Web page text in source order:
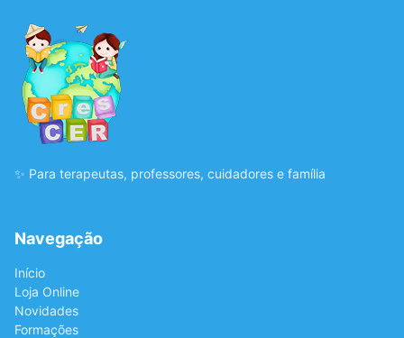
✨ Para terapeutas, professores, cuidadores e família
Navegação
Início
Loja Online
Novidades
Formações